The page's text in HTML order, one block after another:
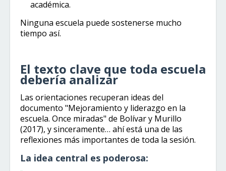
académica.
Ninguna escuela puede sostenerse mucho
tiempo así.
El texto clave que toda escuela
debería analizar
Las orientaciones recuperan ideas del
documento "Mejoramiento y liderazgo en la
escuela. Once miradas" de Bolívar y Murillo
(2017), y sinceramente… ahí está una de las
reflexiones más importantes de toda la sesión.
La idea central es poderosa: